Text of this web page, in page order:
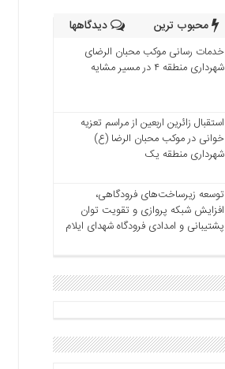
محبوب ترین دیدگاهها
خدمات رسانی موکب محبان الرضای
شهرداری منطقه ۴ در مسیر مشایه
استقبال زائرین اربعین از مراسم تعزیه
خوانی در موکب محبان الرضا (ع)
شهرداری منطقه یک
توسعه زیرساخت‌های فرودگاهی،
افزایش شبکه پروازی و تقویت توان
پشتیبانی و امدادی فرودگاه شهدای ایلام